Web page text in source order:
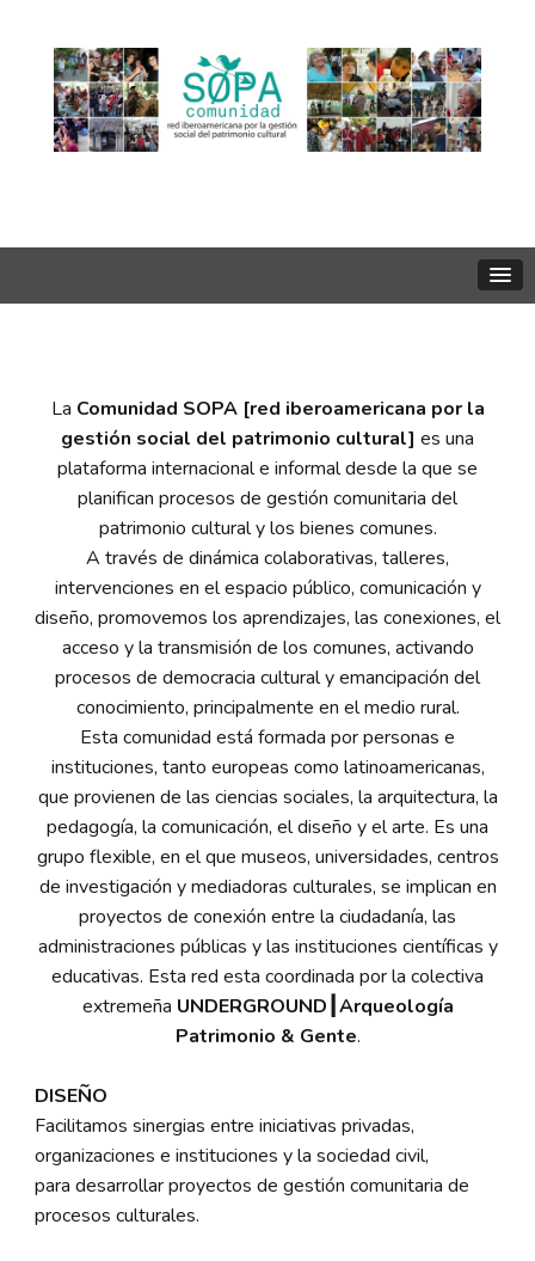
La Comunidad SOPA [red iberoamericana por la
gestión social del patrimonio cultural] es una
plataforma internacional e informal desde la que se
planifican procesos de gestión comunitaria del
patrimonio cultural y los bienes comunes.
A través de dinámica colaborativas, talleres,
intervenciones en el espacio público, comunicación y
diseño, promovemos los aprendizajes, las conexiones, el
acceso y la transmisión de los comunes, activando
procesos de democracia cultural y emancipación del
conocimiento, principalmente en el medio rural.
Esta comunidad está formada por personas e
instituciones, tanto europeas como latinoamericanas,
que provienen de las ciencias sociales, la arquitectura, la
pedagogía, la comunicación, el diseño y el arte. Es una
grupo flexible, en el que museos, universidades, centros
de investigación y mediadoras culturales, se implican en
proyectos de conexión entre la ciudadanía, las
administraciones públicas y las instituciones científicas y
educativas. Esta red esta coordinada por la colectiva
extremeña UNDERGROUND┃Arqueología
Patrimonio & Gente.
DISEÑO
Facilitamos sinergias entre iniciativas privadas,
organizaciones e instituciones y la sociedad civil,
para desarrollar proyectos de gestión comunitaria de
procesos culturales.